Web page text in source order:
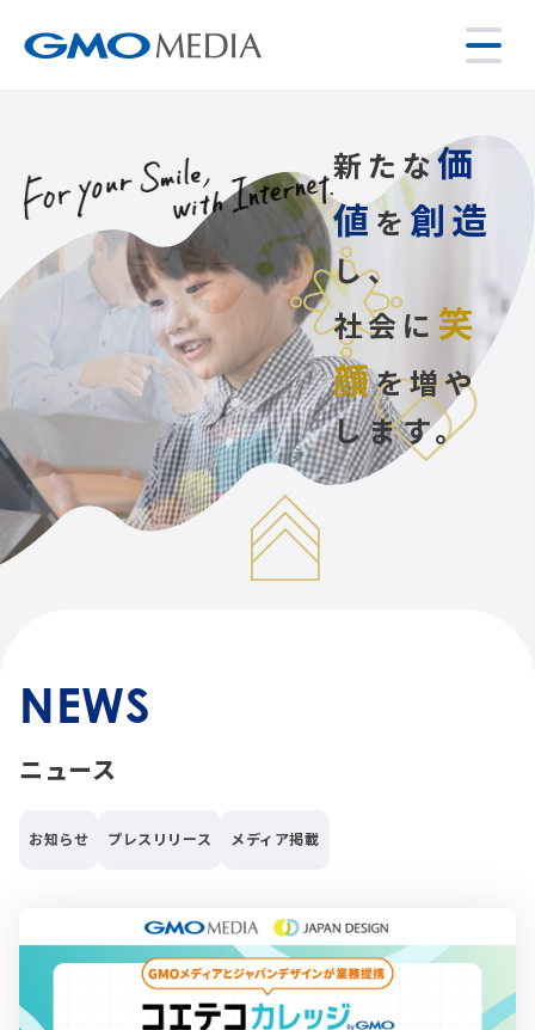
新たな価
値 を 創造
し、
社会に 笑
顔を増や
します。
NEWS
ニュース
お知らせ プレスリリース メディア掲載